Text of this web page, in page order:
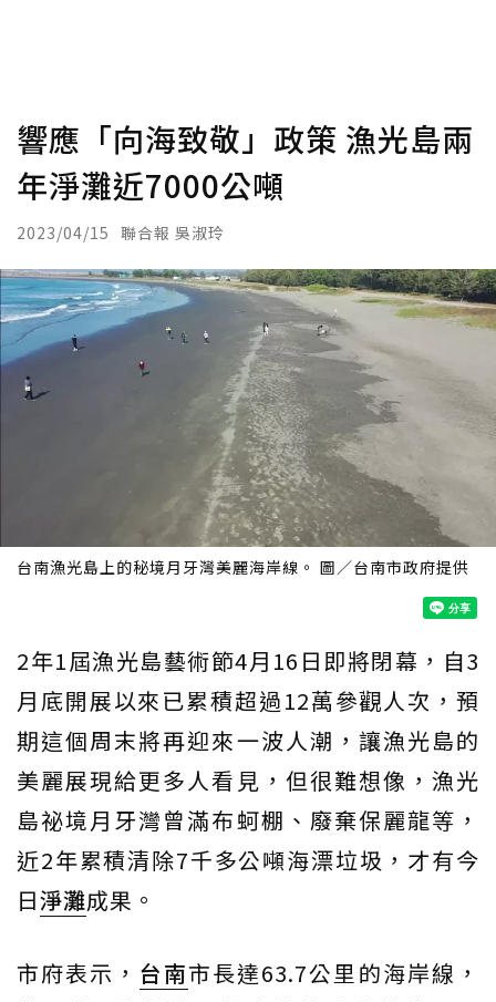
響應「向海致敬」政策 漁光島兩
年淨灘近7000公噸
2023/04/15 聯合報 吳淑玲
台南漁光島上的秘境月牙灣美麗海岸線。 圖／台南市政府提供
2年1屆漁光島藝術節4月16日即將閉幕，自3
月底開展以來已累積超過12萬參觀人次，預
期這個周末將再迎來一波人潮，讓漁光島的
美麗展現給更多人看見，但很難想像，漁光
島祕境月牙灣曾滿布蚵棚、廢棄保麗龍等，
近2年累積清除7千多公噸海漂垃圾，才有今
日淨灘成果。
市府表示， 台南市長達63.7公里的海岸線，